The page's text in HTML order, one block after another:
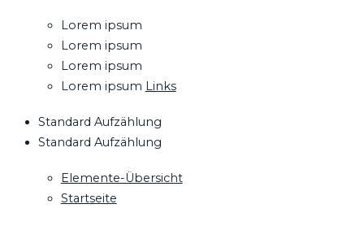
Lorem ipsum
Lorem ipsum
Lorem ipsum
Lorem ipsum Links
Standard Aufzählung
Standard Aufzählung
Elemente-Übersicht
Startseite